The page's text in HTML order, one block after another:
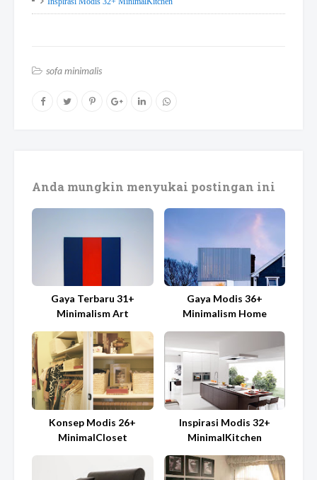
sofa minimalis
Anda mungkin menyukai postingan ini
Gaya Terbaru 31+
Minimalism Art
Gaya Modis 36+
Minimalism Home
Konsep Modis 26+
MinimalCloset
Inspirasi Modis 32+
MinimalKitchen